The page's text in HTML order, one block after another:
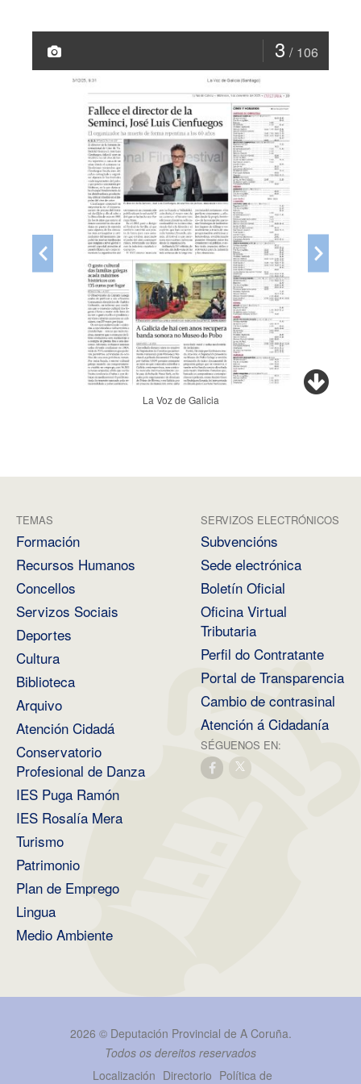
3 106
La Voz de Galicia
TEMAS
Formación
Recursos Humanos
Concellos
Servizos Sociais
Deportes
Cultura
Biblioteca
Arquivo
Atención Cidadá
Conservatorio
Profesional de Danza
IES Puga Ramón
IES Rosalía Mera
Turismo
Patrimonio
Plan de Emprego
Lingua
Medio Ambiente
SERVIZOS ELECTRÓNICOS
Subvencións
Sede electrónica
Boletín Oficial
Oficina Virtual
Tributaria
Perfil do Contratante
Portal de Transparencia
Cambio de contrasinal
Atención á Cidadanía
SÉGUENOS EN:
2026 © Deputación Provincial de A Coruña.
Todos os dereitos reservados
Localización Directorio Política de